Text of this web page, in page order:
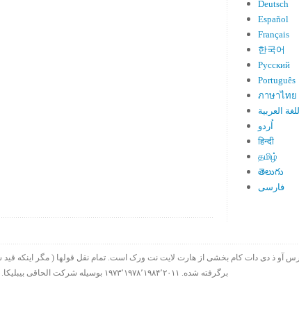
Deutsch
Español
Français
한국어
Русский
Português
ภาษาไทย
العربية
اُردو
हिन्दी
தமிழ்
తెలుగు
فارسی
برگرفته شده. ۱۹۷۳٬۱۹۷۸٬۱۹۸۴٬۲۰۱۱ بوسیله شرکت الحاقی بیبلیکا. تمام حقوق چاپ در سراسر جهان محفوظ است